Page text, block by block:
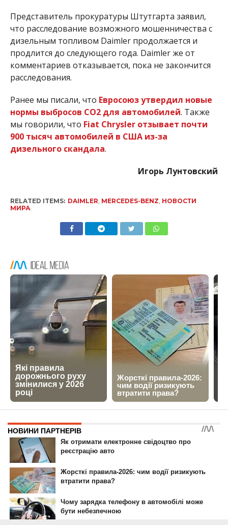
Представитель прокуратуры Штутгарта заявил,
что расследование возможного мошенничества с
дизельным топливом Daimler продолжается и
продлится до следующего года. Daimler же от
комментариев отказывается, пока не закончится
расследования.
Ранее мы писали, что Евросоюз утвердил новые
нормы выбросов СО2 для автомобилей. Также
мы говорили, что Fiat Chrysler отзывает почти
900 тысяч автомобилей в США из-за
дизельного скандала.
Игорь Лунтовский
RELATED ITEMS: DAIMLER MERCEDES-BENZ НОВОСТИ
МИРА